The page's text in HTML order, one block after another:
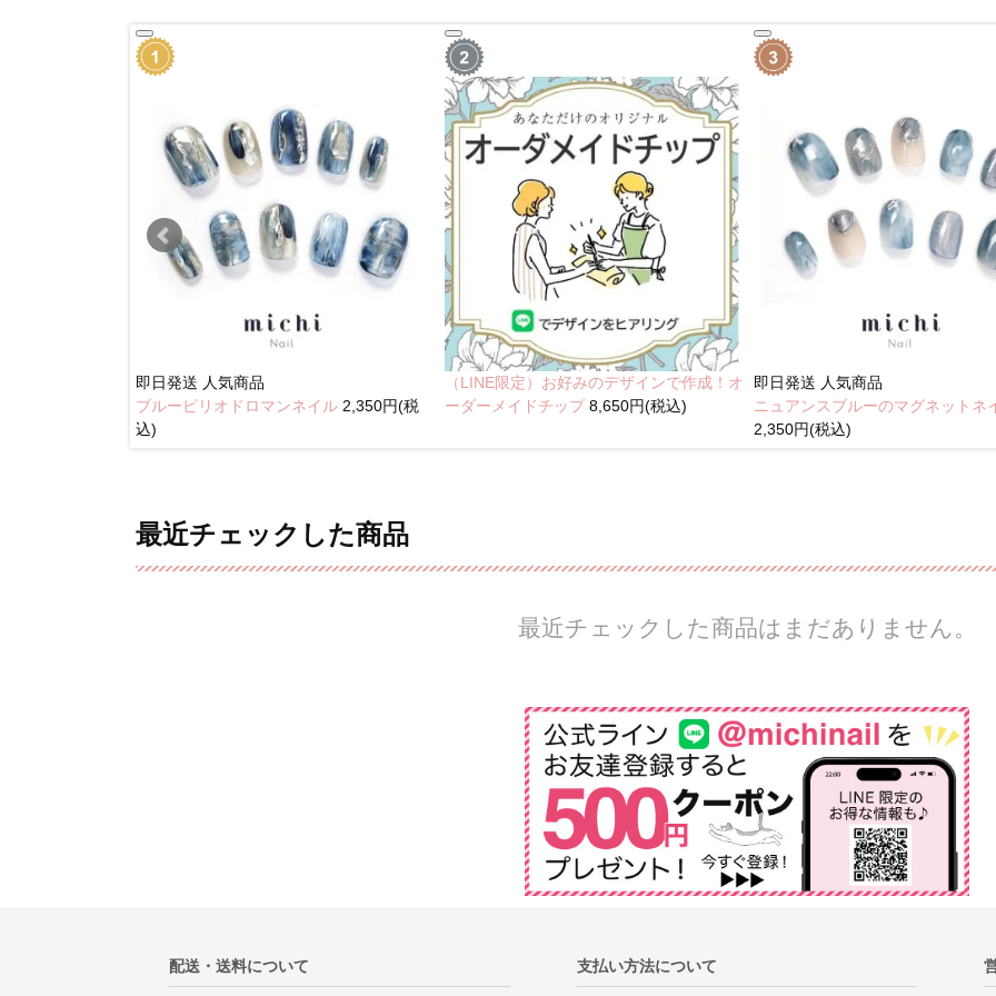
即日発送 人気商品
ブルーピリオドロマンネイル 2,350円(税
込)
（LINE限定）お好みのデザインで作成！オ
ーダーメイドチップ8,650円(税込)
即日発送 人気商品
ニュアンスブルーのマグネットネ
2,350円(税込)
最近チェックした商品
最近チェックした商品はまだありません。
配送・送料について 支払い方法について